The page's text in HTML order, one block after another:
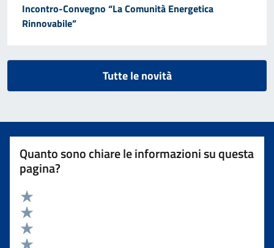
Incontro-Convegno “La Comunità Energetica
Rinnovabile”
Tutte le novità
Quanto sono chiare le informazioni su questa
pagina?
Valuta 5 stelle su 5
Valuta 4 stelle su 5
Valuta 3 stelle su 5